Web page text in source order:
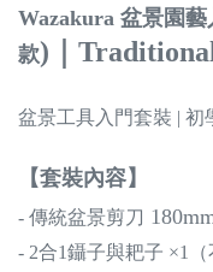
Wazakura 盆景園
款)
盆景工具入門套裝 | 初
【套裝內容】
- 傳統盆景剪刀
- 2合1鑷子與耙子 ×1（